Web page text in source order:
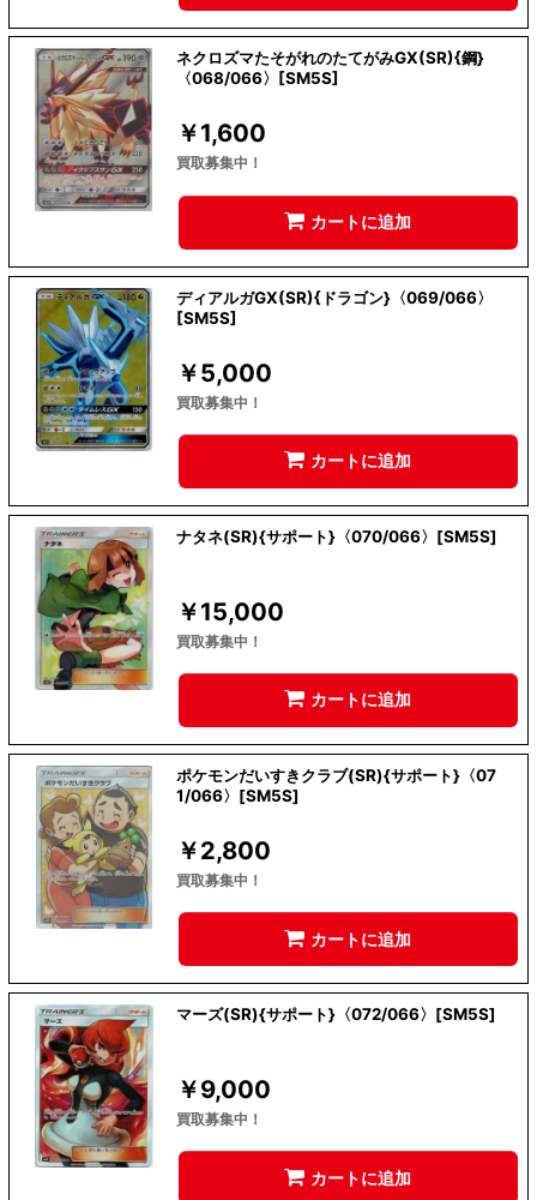
ネクロズマたそがれのたてがみGX(SR){鋼}
〈068/066〉[SM5S]
￥1,600
買取募集中！
カートに追加
ディアルガGX(SR){ドラゴン}〈069/066〉
[SM5S]
￥5,000
買取募集中！
カートに追加
ナタネ(SR){サポート}〈070/066〉[SM5S]
￥15,000
買取募集中！
カートに追加
ポケモンだいすきクラブ(SR){サポート}〈07
1/066〉[SM5S]
￥2,800
買取募集中！
カートに追加
マーズ(SR){サポート}〈072/066〉[SM5S]
￥9,000
買取募集中！
カートに追加